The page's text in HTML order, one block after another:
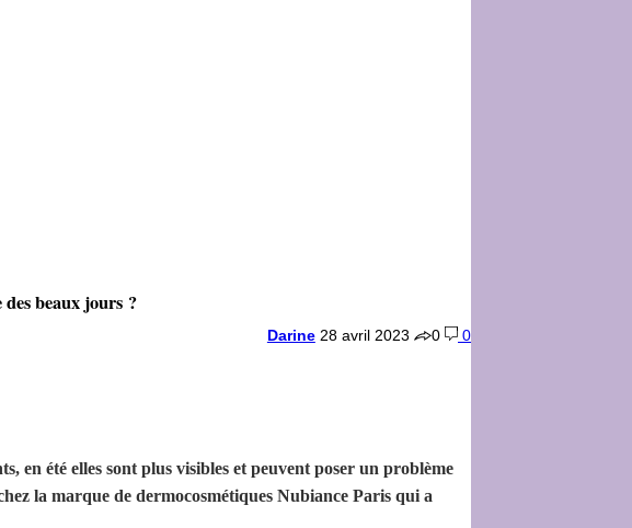
beaux jours ?
Darine 28 avril 2023 0 0
en été elles sont plus visibles et peuvent poser un problème
la marque de dermocosmétiques Nubiance Paris qui a